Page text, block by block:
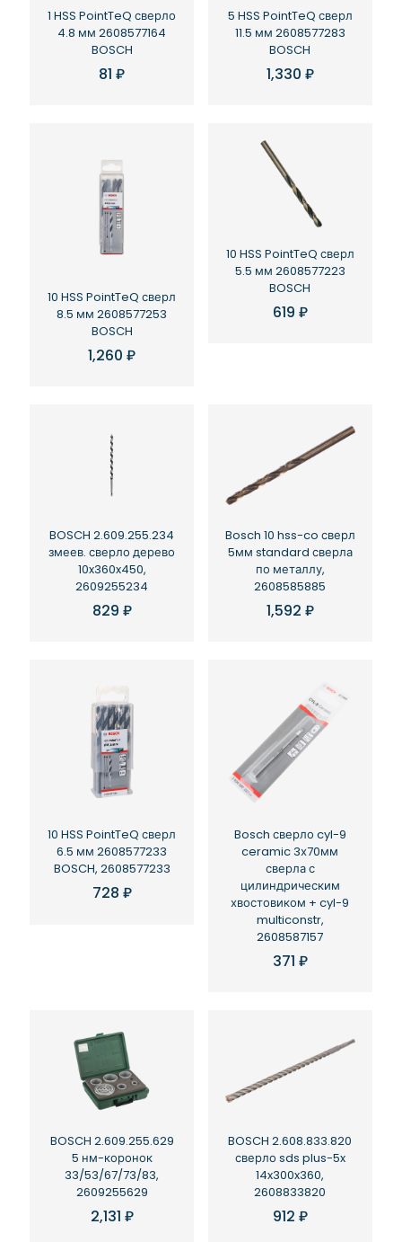
1 HSS PointTeQ сверло
4.8 мм 2608577164
BOSCH
81₽
5 HSS PointTeQ сверл
11.5 мм 2608577283
BOSCH
1,330 ₽
10 HSS PointTeQ сверл
8.5 мм 2608577253
BOSCH
1,260₽
10 HSS PointTeQ сверл
5.5 мм 2608577223
BOSCH
619 ₽
BOSCH 2.609.255.234
змеев. сверло дерево
10x360x450,
2609255234
829 ₽
Bosch 10 hss-co сверл
5мм standard сверла
по металлу,
2608585885
1,592 ₽
10 HSS PointTeQ сверл
6.5 мм 2608577233
BOSCH, 2608577233
728 ₽
Bosch сверло cyl-9
ceramic 3х70мм
сверла с
цилиндрическим
хвостовиком + cyl-9
multiconstr,
2608587157
371 ₽
BOSCH 2.609.255.629
5 нм-коронок
33/53/67/73/83,
2609255629
2,131 ₽
BOSCH 2.608.833.820
сверло sds plus-5x
14x300x360,
2608833820
912 ₽